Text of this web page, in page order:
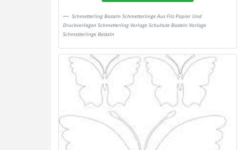
Schmetterling Basteln Schmetterlinge Aus Filz Papier Und
Druckvorlagen Schmetterling Vorlage Schultute Basteln Vorlage
Schmetterlinge Basteln